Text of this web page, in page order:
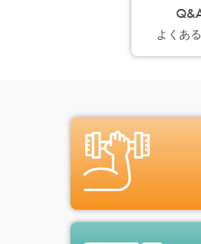
よくあ